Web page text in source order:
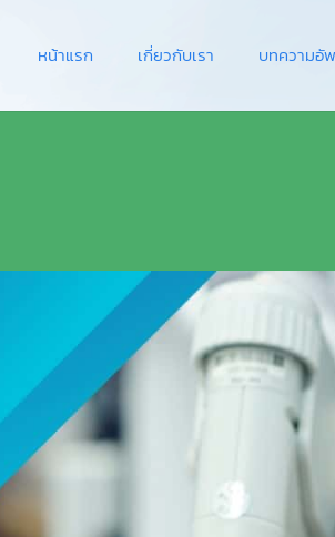
หน้าแรก เกี่ยวกับเรา บทความอั